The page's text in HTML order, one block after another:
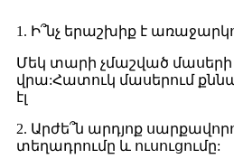
1. Ի՞նչ երաշխիք է
Մեկ տարի չմաշված
վրա:Հատուկ մասերում
էլ
2. Արժե՞ն արդյոք
տեղադրումը և ուսուցումը: